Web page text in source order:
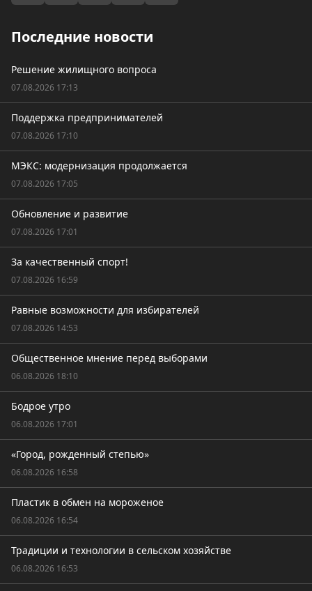
Последние новости
Решение жилищного вопроса
07.08.2026 17:13
Поддержка предпринимателей
07.08.2026 17:10
МЭКС: модернизация продолжается
07.08.2026 17:05
Обновление и развитие
07.08.2026 17:01
За качественный спорт!
07.08.2026 16:59
Равные возможности для избирателей
07.08.2026 14:53
Общественное мнение перед выборами
06.08.2026 18:10
Бодрое утро
06.08.2026 17:01
«Город, рожденный степью»
06.08.2026 16:58
Пластик в обмен на мороженое
06.08.2026 16:54
Традиции и технологии в сельском хозяйстве
06.08.2026 16:53